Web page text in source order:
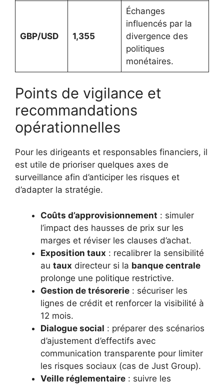
GBP/USD 1,355
Échanges
influencés par la
divergence des
politiques
monétaires.
Points de vigilance et
recommandations
opérationnelles
Pour les dirigeants et responsables financiers, il
est utile de prioriser quelques axes de
surveillance afin d’anticiper les risques et
d’adapter la stratégie.
Coûts d’approvisionnement : simuler
l’impact des hausses de prix sur les
marges et réviser les clauses d’achat.
Exposition taux : recalibrer la sensibilité
au taux directeur si la banque centrale
prolonge une politique restrictive.
Gestion de trésorerie : sécuriser les
lignes de crédit et renforcer la visibilité à
12 mois.
Dialogue social : préparer des scénarios
d’ajustement d’effectifs avec
communication transparente pour limiter
les risques sociaux (cas de Just Group).
Veille réglementaire : suivre les